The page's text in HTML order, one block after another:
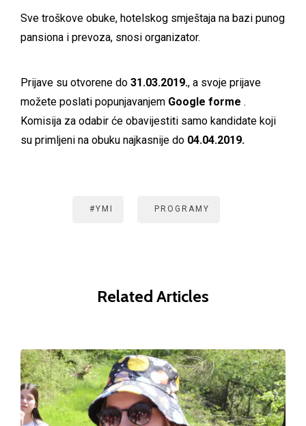
Sve troškove obuke, hotelskog smještaja na bazi punog
pansiona i prevoza, snosi organizator.
Prijave su otvorene do 31.03.2019., a svoje prijave
možete poslati popunjavanjem Google forme .
Komisija za odabir će obavijestiti samo kandidate koji
su primljeni na obuku najkasnije do 04.04.2019.
#YMI PROGRAMY
Related Articles